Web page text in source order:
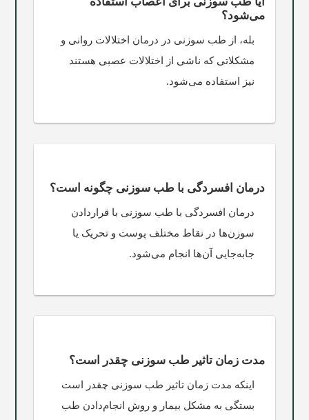
می‌شود؟
بله، از طب سوزنی در درمان اختلالات روانی و
مشکلاتی که ناشی از اختلالات عصبی هستند
نیز استفاده می‌شود.
درمان افسردگی با طب سوزنی چگونه است؟
درمان افسردگی با طب سوزنی با قراردادن
سوزن‌ها در نقاط مختلف پوست و تحریک یا
جابه‌جایی آن‌ها انجام می‌شود.
مدت زمان تاثیر طب سوزنی چقدر است؟
اینکه مدت زمان تاثیر طب سوزنی چقدر است
بستگی به مشکل بیمار و روش انجام‌دادن طب